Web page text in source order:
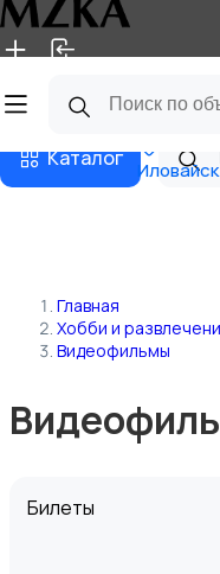
Главная Магазины
Каталог Иловайск
Главная
Хобби и
Видеофильмы
Билеты